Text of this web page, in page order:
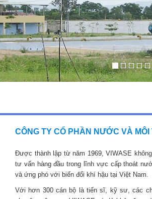
CÔNG TY CỔ PHẦN NƯỚC VÀ
Được thành lập từ năm 1969, VIWASE
tư vấn hàng đầu trong lĩnh vực cấp thoát
và ứng phó với biến đổi khí hậu tại Việt Nam.
Với hơn 300 cán bộ là tiến sĩ, kỹ sư, các